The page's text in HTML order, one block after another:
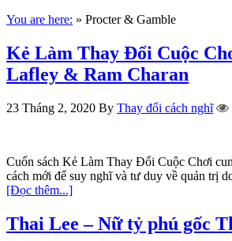
You are here: » Procter & Gamble
Kẻ Làm Thay Đổi Cuộc
Lafley & Ram Charan
23 Tháng 2, 2020 By Thay đổi cách nghĩ
Cuốn sách Kẻ Làm Thay Đổi Cuộc Chơi
cách mới để suy nghĩ và tư duy về quản trị
[Đọc thêm...]
Thai Lee – Nữ tỷ phú gốc